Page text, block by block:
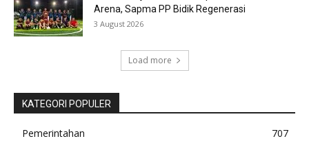
Arena, Sapma PP Bidik Regenerasi
3 August 2026
Load more
KATEGORI POPULER
Pemerintahan
707